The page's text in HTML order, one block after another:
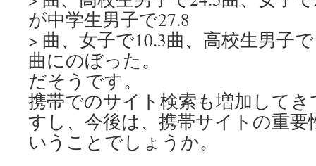
が中学生男子で27.8
> 曲、女子で10.3曲、高校生男子
曲にのぼった。
だそうです。
携帯でのサイト検索も増加して
すし、今後は、携帯サイトの重
いうことでしょうか。